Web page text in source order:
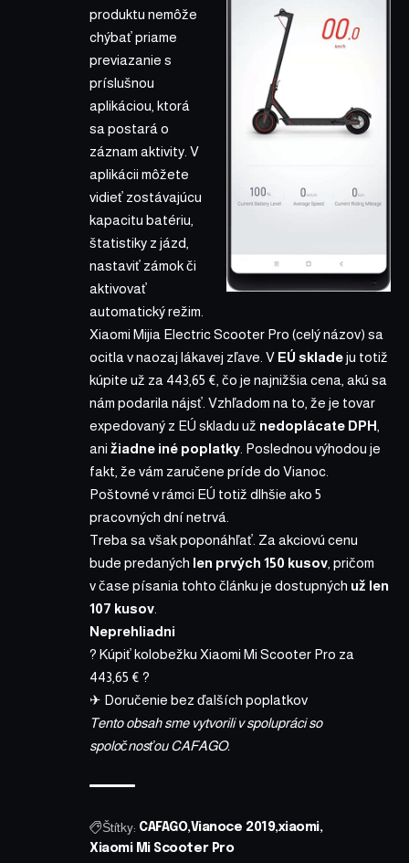
produktu nemôže
chýbať priame
previazanie s
príslušnou
aplikáciou, ktorá
sa postará o
záznam aktivity. V
aplikácii môžete
vidieť zostávajúcu
kapacitu batériu,
štatistiky z jázd,
nastaviť zámok či
aktivovať
automatický režim.
Xiaomi Mijia Electric Scooter Pro (celý názov) sa
ocitla v naozaj lákavej zľave. V EÚ skladeju totiž
kúpite už za 443,65 € , čo je najnižšia cena, akú sa
nám podarila nájsť. Vzhľadom na to, že je tovar
expedovaný z EÚ skladu už nedoplácate DPH
ani žiadne iné poplatky . Poslednou výhodou je
fakt, že vám zaručene príde do Vianoc.
Poštovné v rámci EÚ totiž dlhšie ako 5
pracovných dní netrvá.
Treba sa však poponáhľať. Za akciovú cenu
bude predaných len prvých 150 kusov , pričom
v čase písania tohto článku je dostupných už len
107 kusov
Neprehliadni
? Kúpiť kolobežku Xiaomi Mi Scooter Pro za
443,65 € ?
✈ Doručenie bez ďalších poplatkov
Tento obsah sme vytvorili v spolupráci so
spoločnosťou CAFAGO.
Štítky: CAFAGO Vianoce 2019 xiaomi
Xiaomi Mi Scooter Pro